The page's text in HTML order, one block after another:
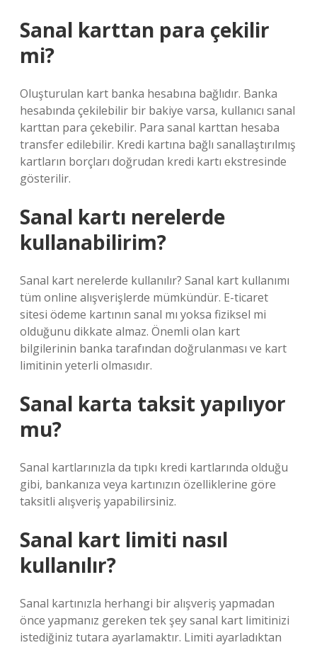
Sanal karttan para çekilir
mi?
Oluşturulan kart banka hesabına bağlıdır. Banka
hesabında çekilebilir bir bakiye varsa, kullanıcı sanal
karttan para çekebilir. Para sanal karttan hesaba
transfer edilebilir. Kredi kartına bağlı sanallaştırılmış
kartların borçları doğrudan kredi kartı ekstresinde
gösterilir.
Sanal kartı nerelerde
kullanabilirim?
Sanal kart nerelerde kullanılır? Sanal kart kullanımı
tüm online alışverişlerde mümkündür. E-ticaret
sitesi ödeme kartının sanal mı yoksa fiziksel mi
olduğunu dikkate almaz. Önemli olan kart
bilgilerinin banka tarafından doğrulanması ve kart
limitinin yeterli olmasıdır.
Sanal karta taksit yapılıyor
mu?
Sanal kartlarınızla da tıpkı kredi kartlarında olduğu
gibi, bankanıza veya kartınızın özelliklerine göre
taksitli alışveriş yapabilirsiniz.
Sanal kart limiti nasıl
kullanılır?
Sanal kartınızla herhangi bir alışveriş yapmadan
önce yapmanız gereken tek şey sanal kart limitinizi
istediğiniz tutara ayarlamaktır. Limiti ayarladıktan